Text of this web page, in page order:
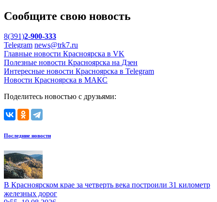
Сообщите свою новость
8(391)2-900-333
Telegram news@trk7.ru
Главные новости Красноярска в VK
Полезные новости Красноярска на Дзен
Интересные новости Красноярска в Telegram
Новости Красноярска в МАКС
Поделитесь новостью с друзьями:
Последние новости
В Красноярском крае за четверть века построили 31 километр
железных дорог